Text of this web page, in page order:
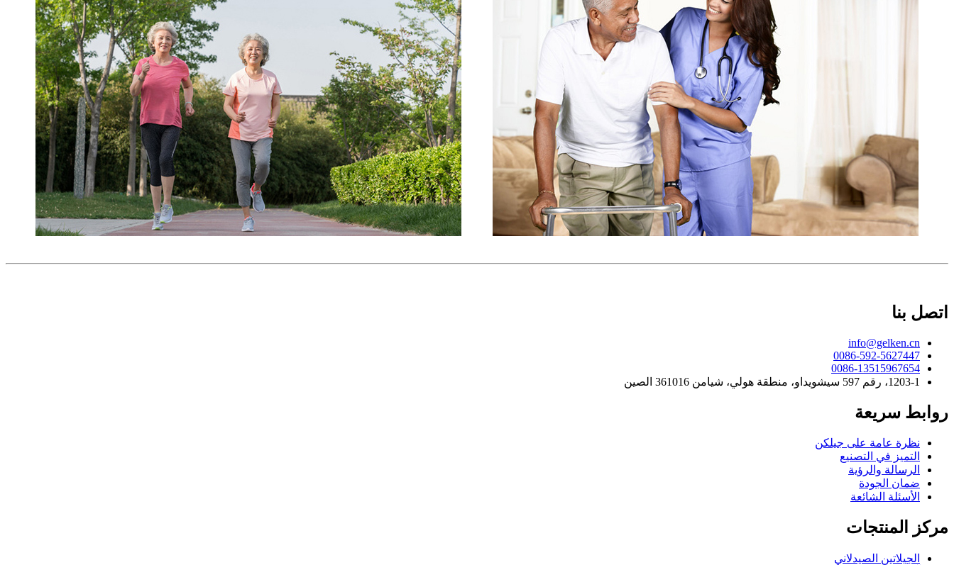
اتصل بنا
info@gelken.cn
0086-592-5627447
0086-13515967654
1203-1، رقم 597 سيشويداو، منطقة هولي، شيامن 361016 الصين
روابط سريعة
نظرة عامة على جيلكن
التميز في التصنيع
الرسالة والرؤية
ضمان الجودة
الأسئلة الشائعة
مركز المنتجات
الجيلاتين الصيدلاني